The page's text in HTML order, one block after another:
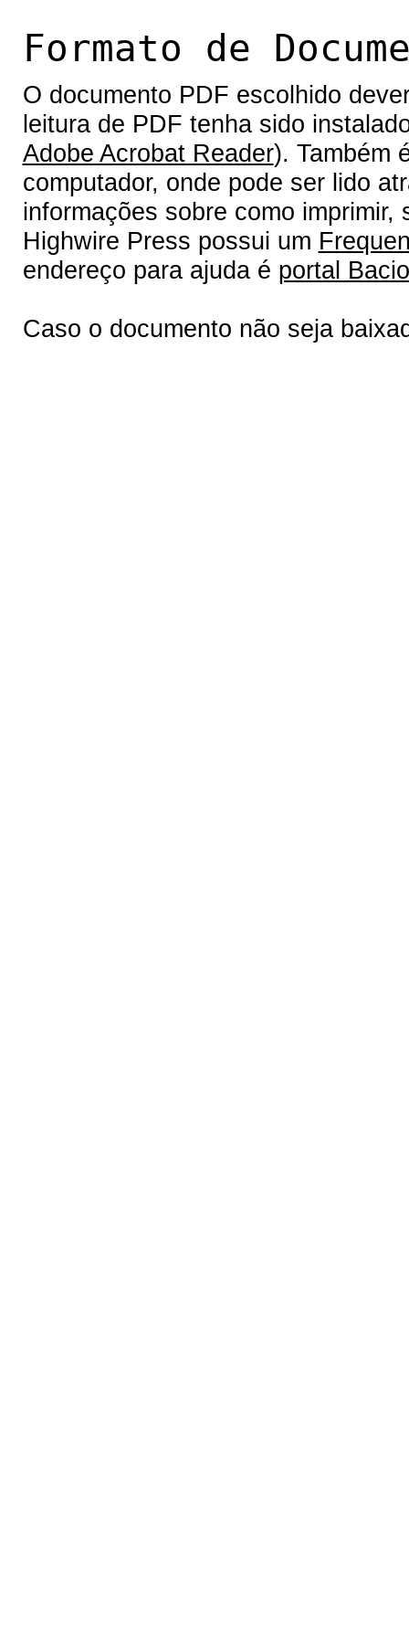
Formato de
O documento PDF escolhido
leitura de PDF tenha sido
Adobe Acrobat Reader). Também
computador, onde pode ser lido
informações sobre como
Highwire Press possui um
endereço para ajuda é portal
Caso o documento não seja